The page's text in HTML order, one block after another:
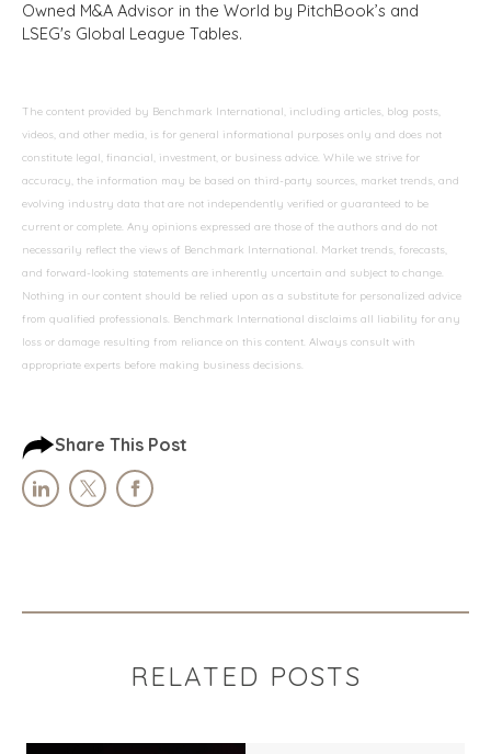
Owned M&A Advisor in the World by PitchBook’s and
LSEG's Global League Tables.
The content provided by Benchmark International, including articles, blog posts,
videos, and other media, is for general informational purposes only and does not
constitute legal, financial, investment, or business advice. While we strive for
accuracy, the information may be based on third-party sources, market trends, and
evolving industry data that are not independently verified or guaranteed to be
current or complete. Any opinions expressed are those of the authors and do not
necessarily reflect the views of Benchmark International. Market trends, forecasts,
and forward-looking statements are inherently uncertain and subject to change.
Nothing in our content should be relied upon as a substitute for personalized advice
from qualified professionals. Benchmark International disclaims all liability for any
loss or damage resulting from reliance on this content. Always consult with
appropriate experts before making business decisions.
Share This Post
RELATED POSTS